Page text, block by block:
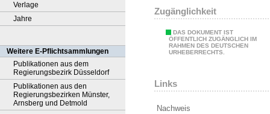
Verlage
Jahre
Weitere E-Pflichtsammlungen
Publikationen aus dem
Regierungsbezirk Düsseldorf
Publikationen aus den
Regierungsbezirken Münster,
Arnsberg und Detmold
Zugänglichkeit
DAS DOKUMENT IST
ÖFFENTLICH ZUGÄNGLICH IM
RAHMEN DES DEUTSCHEN
URHEBERRECHTS.
Links
Nachweis